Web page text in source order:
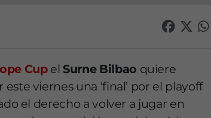
Cup elSurne Bilbao quiere
viernes una ‘final’ por el playoff
el derecho a volver a jugar en